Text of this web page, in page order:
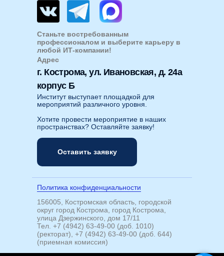
Политика конфиденциальности
156005, Костромская область, городской
округ город Кострома, город Кострома,
улица Дзержинского, дом 17/11
Тел. +7 (4942) 63-49-00 (доб. 1010)
(ректорат), +7 (4942) 63-49-00 (доб. 644)
(приемная комиссия)
г. Кострома, ул. Ивановская, д. 24а
корпус Б
Адрес
Станьте востребованным
профессионалом и выберите карьеру в
любой ИТ-компании!
Институт выступает площадкой для
мероприятий различного уровня.
Хотите провести мероприятие в наших
пространствах? Оставляйте заявку!
Оставить заявку